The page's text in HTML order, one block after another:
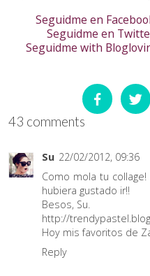
Seguidme en
Seguidme en
Seguidme with
43 comments
Su 22/02/2012, 09:36
Como mola tu
hubiera gustado ir!!
Besos, Su.
http://
Hoy mis favoritos de
Reply